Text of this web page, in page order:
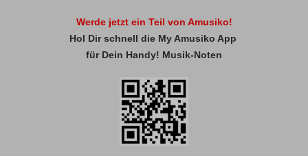
Werde jetzt ein Teil von Amusiko!
Hol Dir schnell die My Amusiko App
für Dein Handy! Musik-Noten